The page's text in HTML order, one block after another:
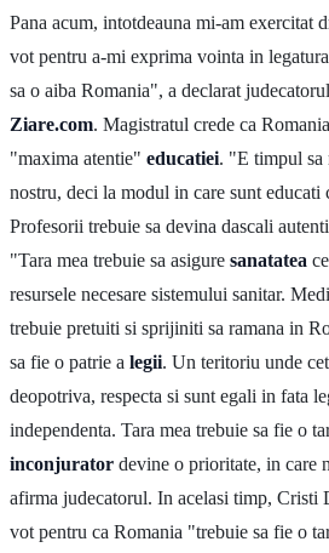
Pana acum, intotdeauna mi-am exercitat
vot pentru a-mi exprima vointa in
sa o aiba Romania", a declarat
Ziare.com. Magistratul crede ca
"maxima atentie" educatiei. "E timpul sa
nostru, deci la modul in care sunt
Profesorii trebuie sa devina dascali
"Tara mea trebuie sa asigure sanatatea
resursele necesare sistemului sanitar.
trebuie pretuiti si sprijiniti sa ramana in
sa fie o patrie a legii. Un teritoriu unde
deopotriva, respecta si sunt egali in fata
independenta. Tara mea trebuie sa fie o
inconjurator devine o prioritate, in care
afirma judecatorul. In acelasi timp, Cristi
vot pentru ca Romania "trebuie sa fie o